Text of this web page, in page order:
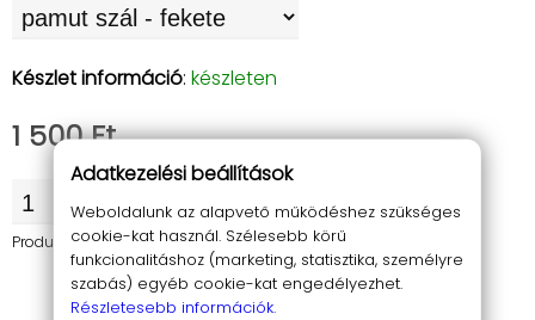
Készlet információ: készleten
1 500 Ft
Product.AddToCartButtonInfoText
Adatkezelési beállítások
Weboldalunk az alapvető működéshez szükséges
cookie-kat használ. Szélesebb körű
funkcionalitáshoz (marketing, statisztika, személyre
szabás) egyéb cookie-kat engedélyezhet.
Részletesebb információk.